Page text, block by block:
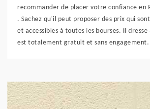
recommander de placer votre confiance en
. Sachez qu'il peut proposer des prix qui
et accessibles à toutes les bourses. Il dresse
est totalement gratuit et sans engagement.